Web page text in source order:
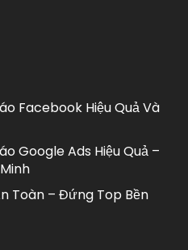
Facebook Hiệu Quả Và
Google Ads Hiệu Quả –
Toàn – Đứng Top Bền